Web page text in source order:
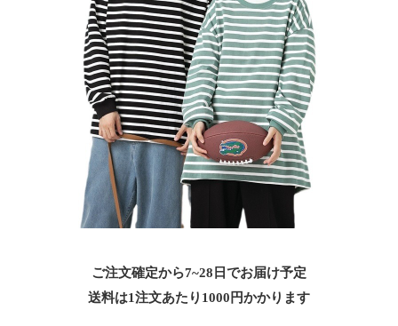
ご注文確定から7~28日でお届け予定
送料は1注文あたり 1000 円かかります